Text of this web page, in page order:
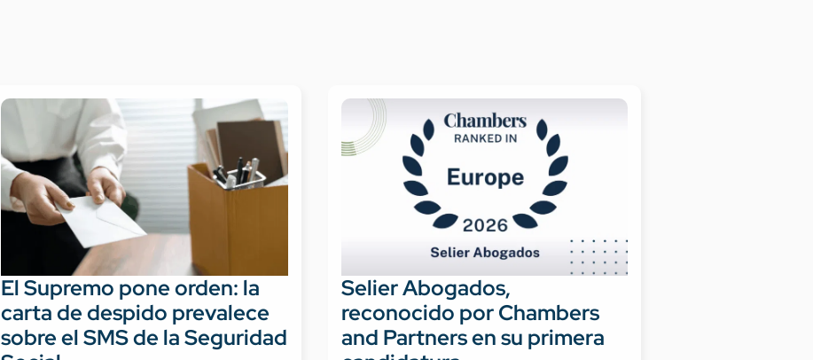
El Supremo pone orden: la
carta de despido prevalece
sobre el SMS de la Seguridad
Selier Abogados,
reconocido por Chambers
and Partners en su primera